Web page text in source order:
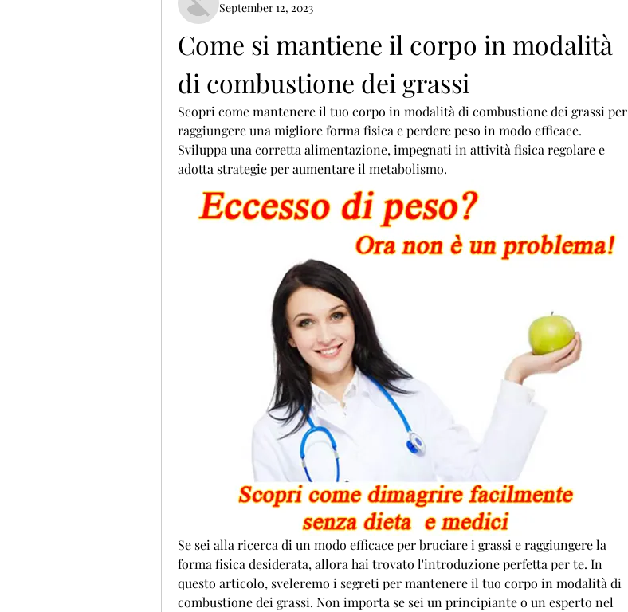
September 12, 2023
Come si mantiene il corpo in modalità
di combustione dei grassi
Scopri come mantenere il tuo corpo in modalità di combustione dei grassi per
raggiungere una migliore forma fisica e perdere peso in modo efficace.
Sviluppa una corretta alimentazione, impegnati in attività fisica regolare e
adotta strategie per aumentare il metabolismo.
Se sei alla ricerca di un modo efficace per bruciare i grassi e raggiungere la
forma fisica desiderata, allora hai trovato l'introduzione perfetta per te. In
questo articolo, sveleremo i segreti per mantenere il tuo corpo in modalità di
combustione dei grassi. Non importa se sei un principiante o un esperto nel